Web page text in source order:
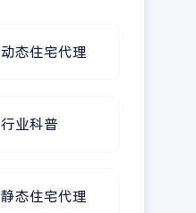
动态住宅代理
行业科普
静态住宅代理